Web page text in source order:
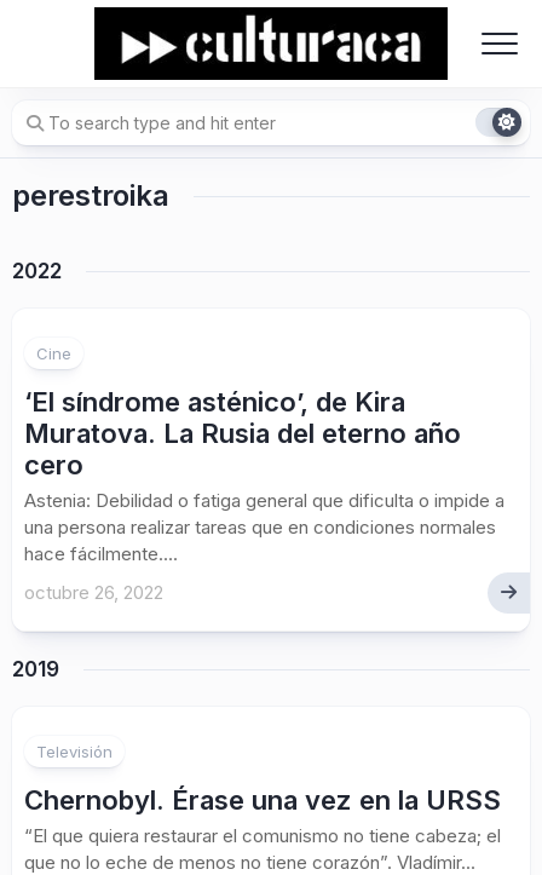
perestroika
2022
Cine
‘El síndrome asténico’, de Kira
Muratova. La Rusia del eterno año
cero
Astenia: Debilidad o fatiga general que dificulta o impide a
una persona realizar tareas que en condiciones normales
hace fácilmente....
octubre 26, 2022
2019
Televisión
Chernobyl. Érase una vez en la URSS
“El que quiera restaurar el comunismo no tiene cabeza; el
que no lo eche de menos no tiene corazón”. Vladímir...